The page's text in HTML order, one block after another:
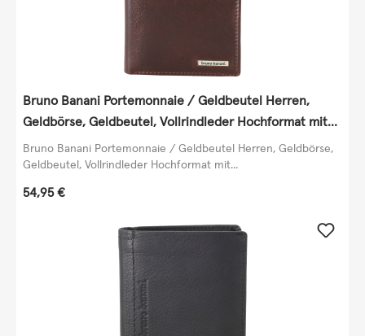
Bruno Banani Portemonnaie / Geldbeutel Herren,
Geldbörse, Geldbeutel, Vollrindleder Hochformat mit
Klappe, echt Leder, braun
Bruno Banani Portemonnaie / Geldbeutel Herren, Geldbörse,
Geldbeutel, Vollrindleder Hochformat mit...
Regulärer Preis:
54,95 €